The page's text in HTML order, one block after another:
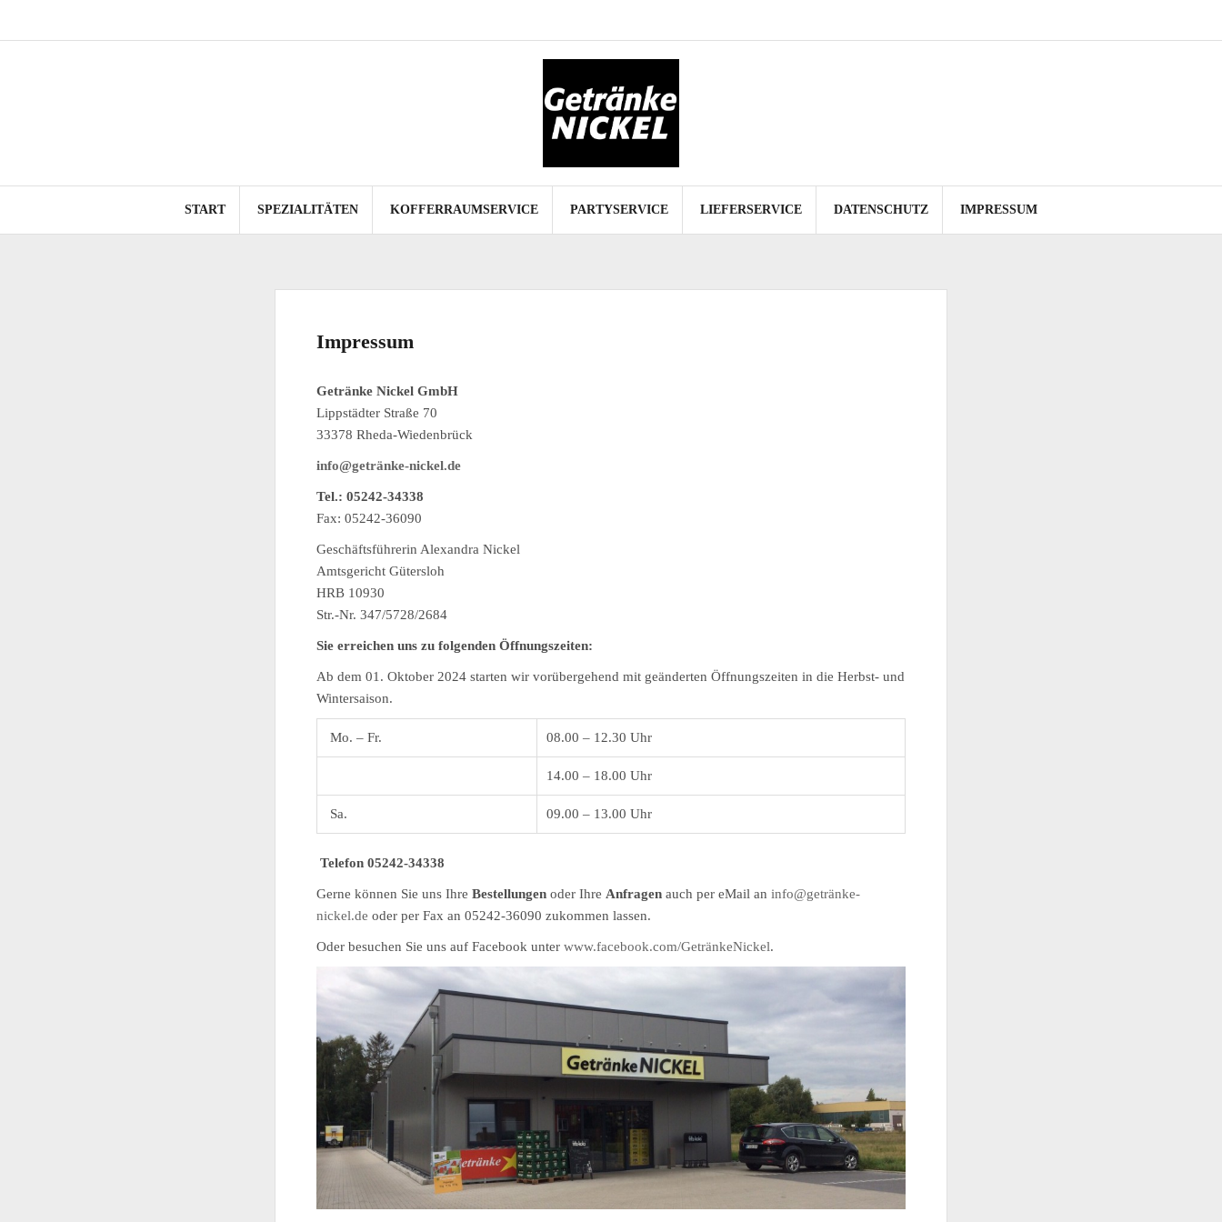
START SPEZIALITÄTEN KOFFERRAUMSERVICE PARTYSERVICE LIEFERSERVICE DATENSCHUTZ IMPRESSUM
Impressum
Getränke Nickel GmbH
Lippstädter Straße 70
33378 Rheda-Wiedenbrück
info@getränke-nickel.de
Tel.: 05242-34338
Fax: 05242-36090
Geschäftsführerin Alexandra Nickel
Amtsgericht Gütersloh
HRB 10930
Str.-Nr. 347/5728/2684
Sie erreichen uns zu folgenden Öffnungszeiten:
Ab dem 01. Oktober 2024 starten wir vorübergehend mit geänderten Öffnungszeiten in die Herbst- und
Wintersaison.
Mo. – Fr. 08.00 – 12.30 Uhr
14.00 – 18.00 Uhr
Sa. 09.00 – 13.00 Uhr
Telefon 05242-34338
Gerne können Sie uns Ihre Bestellungen oder Ihre Anfragen auch per eMail an info@getränke-
nickel.de oder per Fax an 05242-36090 zukommen lassen.
Oder besuchen Sie uns auf Facebook unter www.facebook.com/GetränkeNickel.